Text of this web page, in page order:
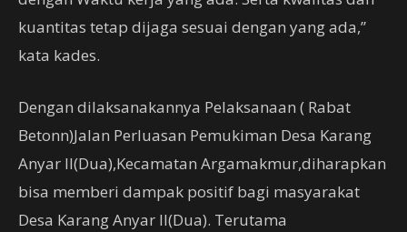
kuantitas tetap dijaga sesuai dengan yang ada,”
kata kades.
Dengan dilaksanakannya Pelaksanaan ( Rabat
Betonn)Jalan Perluasan Pemukiman Desa Karang
Anyar II(Dua),Kecamatan Argamakmur,diharapkan
bisa memberi dampak positif bagi masyarakat
Desa Karang Anyar II(Dua). Terutama